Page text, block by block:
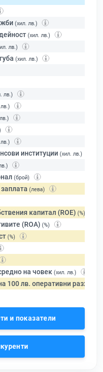
(хил. лв.)
(хил. лв.)
лв.)
(хил. лв.)
лв.)
институции (хил. лв.)
(брой)
(лева)
капитал (ROE) (%)
(ROA) (%)
(%)
на човек (хил. лв.)
100 лв. оперативни разходи
и показатели